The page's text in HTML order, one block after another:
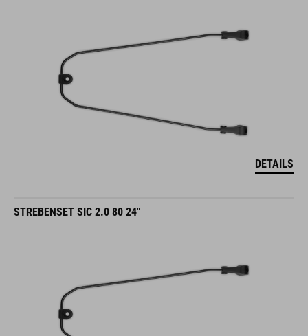
DETAILS
STREBENSET SIC 2.0 80 24"